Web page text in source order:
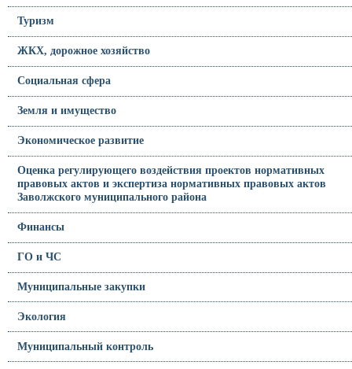
Туризм
ЖКХ, дорожное хозяйство
Социальная сфера
Земля и имущество
Экономическое развитие
Оценка регулирующего воздействия проектов нормативных
правовых актов и экспертиза нормативных правовых актов
Заволжского муниципального района
Финансы
ГО и ЧС
Муниципальные закупки
Экология
Муниципальный контроль